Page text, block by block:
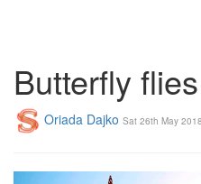
Butterfly
Oriada Dajko Sat 26th May 2018